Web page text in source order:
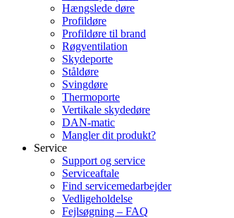
Hængslede døre
Profildøre
Profildøre til brand
Røgventilation
Skydeporte
Ståldøre
Svingdøre
Thermoporte
Vertikale skydedøre
DAN-matic
Mangler dit produkt?
Service
Support og service
Serviceaftale
Find servicemedarbejder
Vedligeholdelse
Fejlsøgning – FAQ